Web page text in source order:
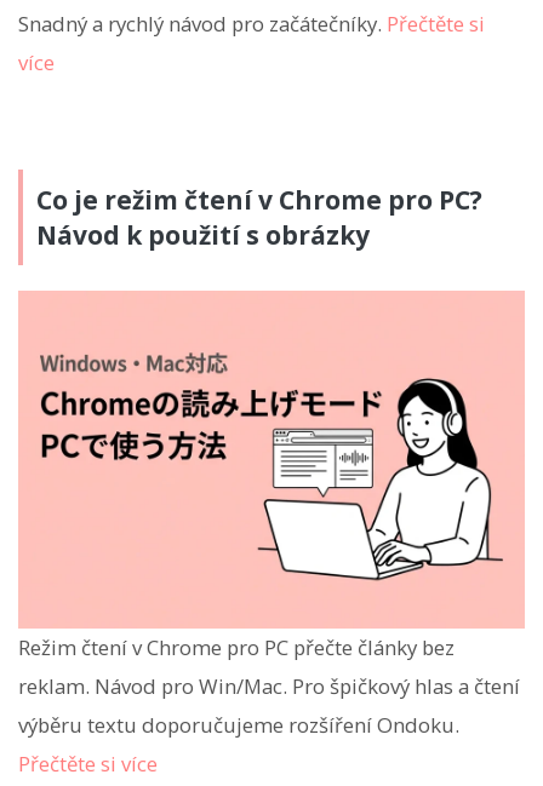
Snadný a rychlý návod pro začátečníky. Přečtěte si
více
Co je režim čtení v Chrome pro PC?
Návod k použití s obrázky
Režim čtení v Chrome pro PC přečte články bez
reklam. Návod pro Win/Mac. Pro špičkový hlas a čtení
výběru textu doporučujeme rozšíření Ondoku.
Přečtěte si více